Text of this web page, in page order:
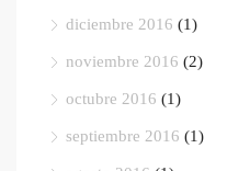
diciembre 2016 (1)
noviembre 2016 (2)
octubre 2016 (1)
septiembre 2016 (1)